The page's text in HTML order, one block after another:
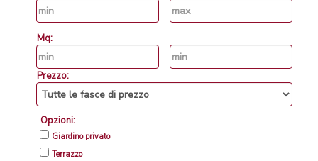
Mq:
Prezzo:
Opzioni:
Giardino privato
Terrazzo